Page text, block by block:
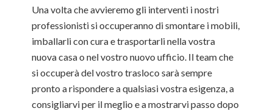
Una volta che avvieremo gli interventi i nostri
professionisti si occuperanno di smontare i mobili,
imballarli con cura e trasportarli nella vostra
nuova casa o nel vostro nuovo ufficio. Il team che
si occuperà del vostro trasloco sarà sempre
pronto a rispondere a qualsiasi vostra esigenza, a
consigliarvi per il meglio e a mostrarvi passo dopo